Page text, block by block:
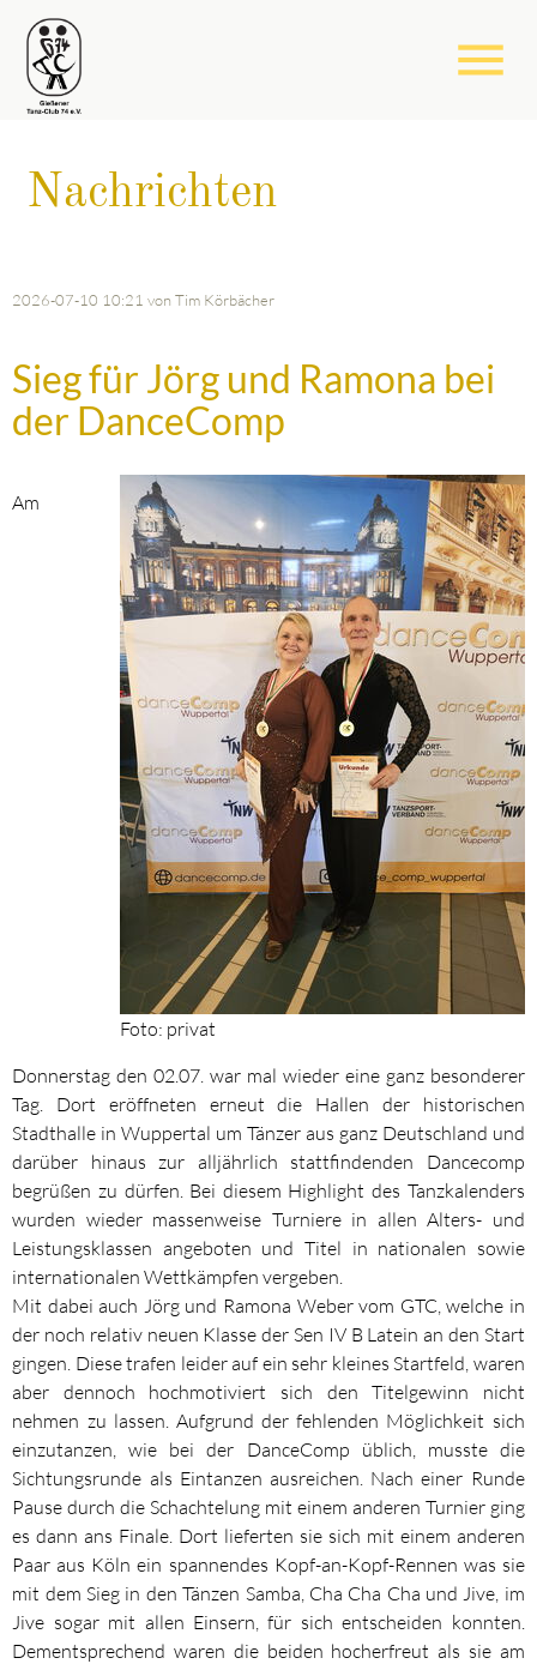
menu
Nachrichten
2026-07-10 10:21 von Tim Körbächer
Sieg für Jörg und Ramona bei
der DanceComp
Foto: privat
Am
Donnerstag den 02.07. war mal wieder eine ganz besonderer
Tag. Dort eröffneten erneut die Hallen der historischen
Stadthalle in Wuppertal um Tänzer aus ganz Deutschland und
darüber hinaus zur alljährlich stattfindenden Dancecomp
begrüßen zu dürfen. Bei diesem Highlight des Tanzkalenders
wurden wieder massenweise Turniere in allen Alters- und
Leistungsklassen angeboten und Titel in nationalen sowie
internationalen Wettkämpfen vergeben.
Mit dabei auch Jörg und Ramona Weber vom GTC, welche in
der noch relativ neuen Klasse der Sen IV B Latein an den Start
gingen. Diese trafen leider auf ein sehr kleines Startfeld, waren
aber dennoch hochmotiviert sich den Titelgewinn nicht
nehmen zu lassen. Aufgrund der fehlenden Möglichkeit sich
einzutanzen, wie bei der DanceComp üblich, musste die
Sichtungsrunde als Eintanzen ausreichen. Nach einer Runde
Pause durch die Schachtelung mit einem anderen Turnier ging
es dann ans Finale. Dort lieferten sie sich mit einem anderen
Paar aus Köln ein spannendes Kopf-an-Kopf-Rennen was sie
mit dem Sieg in den Tänzen Samba, Cha Cha Cha und Jive, im
Jive sogar mit allen Einsern, für sich entscheiden konnten.
Dementsprechend waren die beiden hocherfreut als sie am